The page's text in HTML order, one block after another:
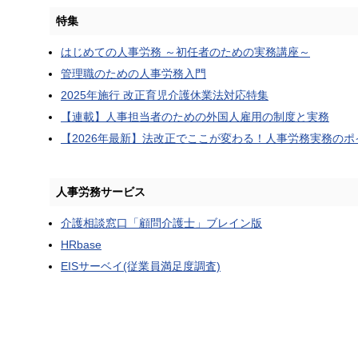
特集
はじめての人事労務 ～初任者のための実務講座～
管理職のための人事労務入門
2025年施行 改正育児介護休業法対応特集
【連載】人事担当者のための外国人雇用の制度と実務
【2026年最新】法改正でここが変わる！人事労務実務のポ
人事労務サービス
介護相談窓口「顧問介護士」ブレイン版
HRbase
EISサーベイ(従業員満足度調査)